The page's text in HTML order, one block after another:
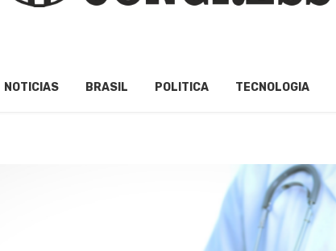
NOTICIAS BRASIL POLITICA TECNOLOGIA